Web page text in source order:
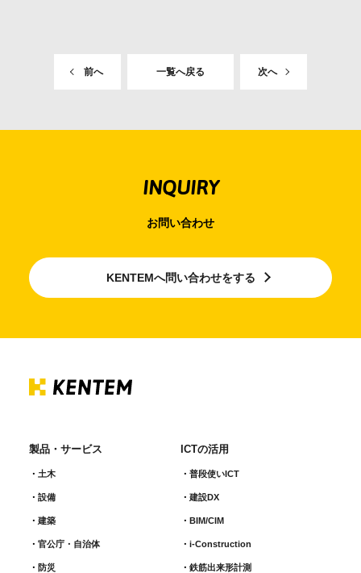
前へ 一覧へ戻る 次へ
INQUIRY
お問い合わせ
KENTEMへ問い合わせをする
製品・サービス
土木
設備
建築
官公庁・自治体
防災
ICTの活用
普段使いICT
建設DX
BIM/CIM
i-Construction
鉄筋出来形計測​